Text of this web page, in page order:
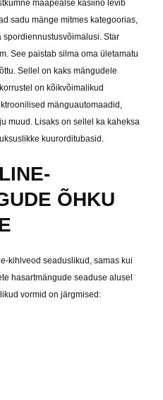
maapealse kasiino levib
sadu mänge mitmes kategoorias,
Star
See paistab silma oma ületamatu
Sellel on kaks mängudele
on kõikvõimalikud
mänguautomaadid,
muud. Lisaks on sellel ka kaheksa
kuurorditubasid.
ÕHKU
kihlveod seaduslikud, samas kui
hasartmängude seaduse alusel
vormid on järgmised: